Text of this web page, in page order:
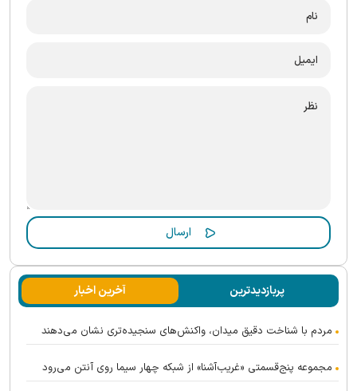
پربازدیدترین آخرین اخبار
مردم با شناخت دقیق میدان، واکنش‌های سنجیده‌تری نشان می‌دهند
مجموعه پنج‌قسمتی «غریب‌آشنا» از شبکه چهار سیما روی آنتن می‌رود